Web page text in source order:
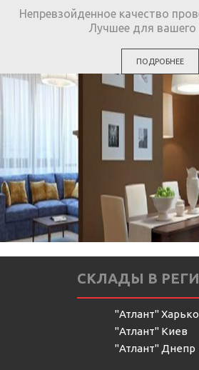
Непревзойденное качество
Лучшее для
ПОДРОБНЕЕ
СКЛАДЫ В
"Атлант"
"Атлант" Киев
"Атлант" Днепр